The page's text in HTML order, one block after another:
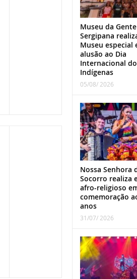
Museu da Gente
Sergipana
Museu especial
alusão ao Dia
Internacional
Indígenas
05/08/ 2026
Nossa Senhora
Socorro realiza
afro-religioso
comemoração
anos
31/07/ 2026